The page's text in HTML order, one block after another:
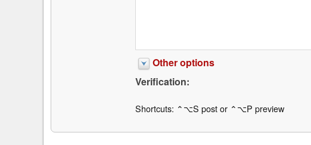
Other options
Verification:
Shortcuts: ⌃⌥S post or ⌃⌥P preview